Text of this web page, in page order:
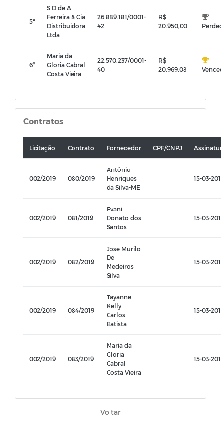
5º
S D de A
Ferreira & Cia
Distribuidora
Ltda
26.889.181/0001-
42
R$
20.950,00
6º
Maria da
Gloria Cabral
Costa Vieira
22.570.237/0001-
40
R$
20.969,08
Contratos
Licitação Contrato Fornecedor CPF/CNPJ
002/2019 080/2019
Antônio
Henriques
da Silva-ME
15-03-
002/2019 081/2019
Evani
Donato dos
Santos
15-03-
002/2019 082/2019
Jose Murilo
De
Medeiros
Silva
15-03-
002/2019 084/2019
Tayanne
Kelly
Carlos
Batista
15-03-
002/2019 083/2019
Maria da
Gloria
Cabral
Costa Vieira
15-03-
Voltar